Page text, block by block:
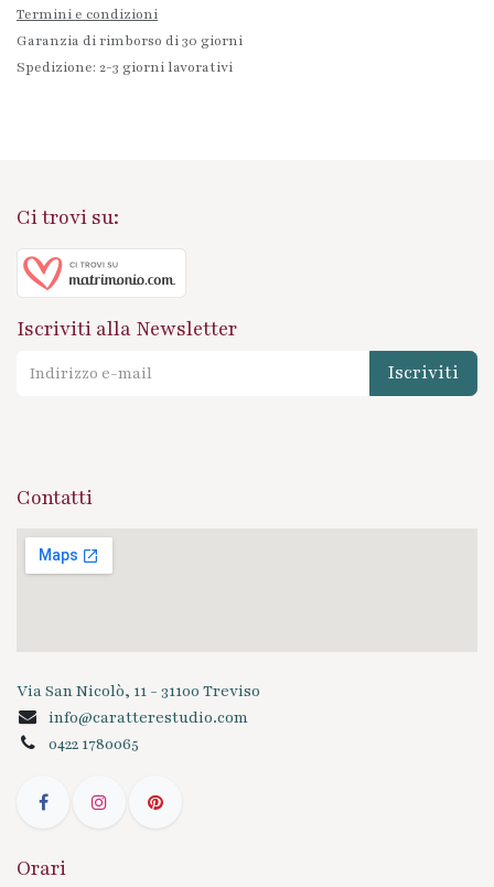
Termini e condizioni
Garanzia di rimborso di 30 giorni
Spedizione: 2-3 giorni lavorativi
Ci trovi su:
Iscriviti alla Newsletter
Iscriviti
Contatti
Via San Nicolò, 11 - 31100 Treviso
info@caratterestudio.com
0422 1780065
Orari